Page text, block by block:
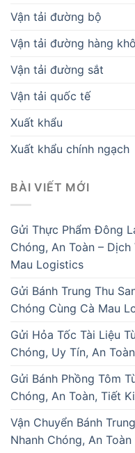
Vận tải đường bộ
Vận tải đường hàng
Vận tải đường sắt
Vận tải quốc tế
Xuất khẩu
Xuất khẩu chính ngạch
BÀI VIẾT MỚI
Gửi Thực Phẩm Đông
Chóng, An Toàn –
Mau Logistics
Gửi Bánh Trung Thu
Chóng Cùng Cà Mau
Gửi Hỏa Tốc Tài Liệu
Chóng, Uy Tín, An Toàn
Gửi Bánh Phồng Tôm
Chóng, An Toàn, Tiết
Vận Chuyển Bánh
Nhanh Chóng, An